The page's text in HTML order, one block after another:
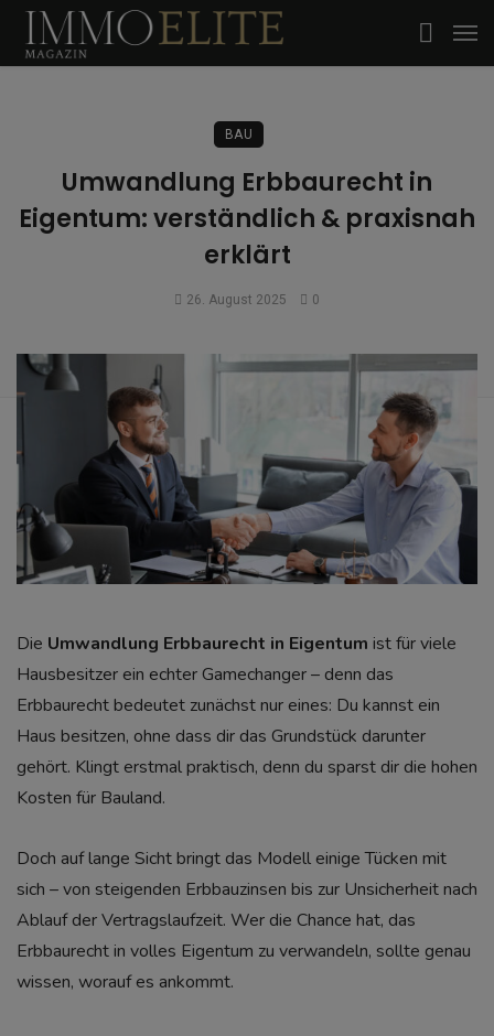
BAU
Umwandlung Erbbaurecht in
Eigentum: verständlich & praxisnah
erklärt
26. August 2025 0
Die Umwandlung Erbbaurecht in Eigentum ist für viele
Hausbesitzer ein echter Gamechanger – denn das
Erbbaurecht bedeutet zunächst nur eines: Du kannst ein
Haus besitzen, ohne dass dir das Grundstück darunter
gehört. Klingt erstmal praktisch, denn du sparst dir die hohen
Kosten für Bauland.
Doch auf lange Sicht bringt das Modell einige Tücken mit
sich – von steigenden Erbbauzinsen bis zur Unsicherheit nach
Ablauf der Vertragslaufzeit. Wer die Chance hat, das
Erbbaurecht in volles Eigentum zu verwandeln, sollte genau
wissen, worauf es ankommt.